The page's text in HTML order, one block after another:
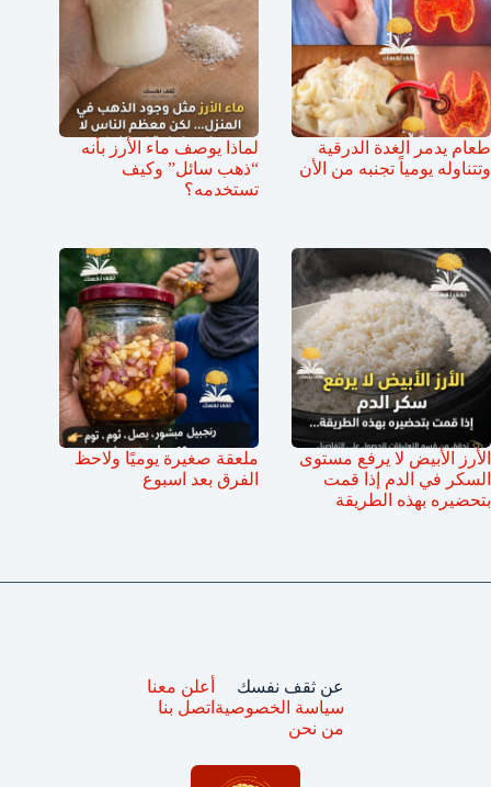
طعام يدمر الغدة الدرقية
وتتناوله يومياً تجنبه من الأن
لماذا يوصف ماء الأرز بأنه
“ذهب سائل” وكيف
تستخدمه؟
الأرز الأبيض لا يرفع مستوى
السكر في الدم إذا قمت
بتحضيره بهذه الطريقة
ملعقة صغيرة يوميًا ولاحظ
الفرق بعد اسبوع
عن ثقف نفسك
سياسة الخصوصية
من نحن
أعلن معنا
اتصل بنا